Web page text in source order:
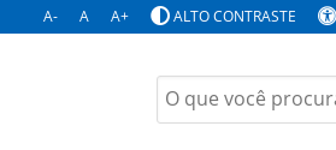
A- A A+ ALTO CONTRASTE
Buscar
por: